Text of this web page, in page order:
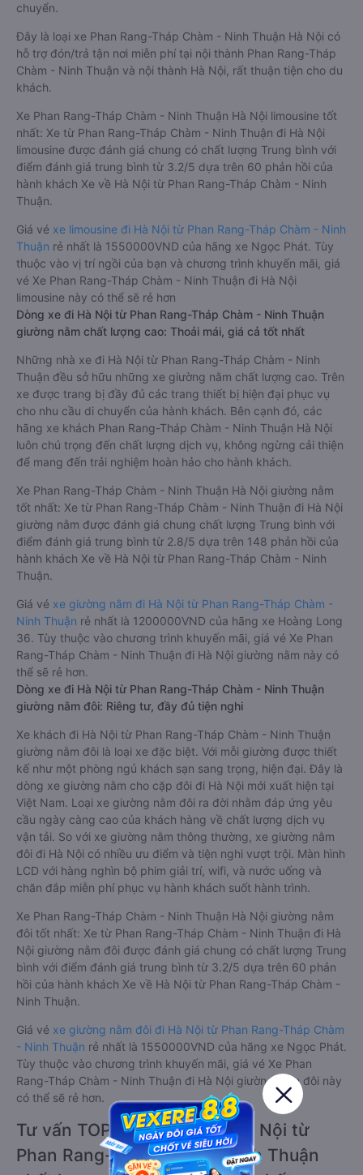
chuyển.
Đây là loại xe Phan Rang-Tháp Chàm - Ninh Thuận Hà Nội có
hỗ trợ đón/trả tận nơi miễn phí tại nội thành Phan Rang-Tháp
Chàm - Ninh Thuận và nội thành Hà Nội, rất thuận tiện cho du
khách.
Xe Phan Rang-Tháp Chàm - Ninh Thuận Hà Nội limousine tốt
nhất: Xe từ Phan Rang-Tháp Chàm - Ninh Thuận đi Hà Nội
limousine được đánh giá chung có chất lượng Trung bình với
điểm đánh giá trung bình từ 3.2/5 dựa trên 60 phản hồi của
hành khách Xe về Hà Nội từ Phan Rang-Tháp Chàm - Ninh
Thuận.
Giá vé xe limousine đi Hà Nội từ Phan Rang-Tháp Chàm - Ninh
Thuận rẻ nhất là 1550000VND của hãng xe Ngọc Phát. Tùy
thuộc vào vị trí ngồi của bạn và chương trình khuyến mãi, giá
vé Xe Phan Rang-Tháp Chàm - Ninh Thuận đi Hà Nội
limousine này có thể sẽ rẻ hơn
Dòng xe đi Hà Nội từ Phan Rang-Tháp Chàm - Ninh Thuận
giường nằm chất lượng cao: Thoải mái, giá cả tốt nhất
Những nhà xe đi Hà Nội từ Phan Rang-Tháp Chàm - Ninh
Thuận đều sở hữu những xe giường nằm chất lượng cao. Trên
xe được trang bị đầy đủ các trang thiết bị hiện đại phục vụ
cho nhu cầu di chuyển của hành khách. Bên cạnh đó, các
hãng xe khách Phan Rang-Tháp Chàm - Ninh Thuận Hà Nội
luôn chú trọng đến chất lượng dịch vụ, không ngừng cải thiện
để mang đến trải nghiệm hoàn hảo cho hành khách.
Xe Phan Rang-Tháp Chàm - Ninh Thuận Hà Nội giường nằm
tốt nhất: Xe từ Phan Rang-Tháp Chàm - Ninh Thuận đi Hà Nội
giường nằm được đánh giá chung chất lượng Trung bình với
điểm đánh giá trung bình từ 2.8/5 dựa trên 148 phản hồi của
hành khách Xe về Hà Nội từ Phan Rang-Tháp Chàm - Ninh
Thuận.
Giá vé xe giường nằm đi Hà Nội từ Phan Rang-Tháp Chàm -
Ninh Thuận rẻ nhất là 1200000VND của hãng xe Hoàng Long
36. Tùy thuộc vào chương trình khuyến mãi, giá vé Xe Phan
Rang-Tháp Chàm - Ninh Thuận đi Hà Nội giường nằm này có
thể sẽ rẻ hơn.
Dòng xe đi Hà Nội từ Phan Rang-Tháp Chàm - Ninh Thuận
giường nằm đôi: Riêng tư, đầy đủ tiện nghi
Xe khách đi Hà Nội từ Phan Rang-Tháp Chàm - Ninh Thuận
giường nằm đôi là loại xe đặc biệt. Với mỗi giường được thiết
kế như một phòng ngủ khách sạn sang trọng, hiện đại. Đây là
dòng xe giường nằm cho cặp đôi đi Hà Nội mới xuất hiện tại
Việt Nam. Loại xe giường nằm đôi ra đời nhằm đáp ứng yêu
cầu ngày càng cao của khách hàng về chất lượng dịch vụ
vận tải. So với xe giường nằm thông thường, xe giường nằm
đôi đi Hà Nội có nhiều ưu điểm và tiện nghi vượt trội. Màn hình
LCD với hàng nghìn bộ phim giải trí, wifi, và nước uống và
chăn đắp miễn phí phục vụ hành khách suốt hành trình.
Xe Phan Rang-Tháp Chàm - Ninh Thuận Hà Nội giường nằm
đôi tốt nhất: Xe từ Phan Rang-Tháp Chàm - Ninh Thuận đi Hà
Nội giường nằm đôi được đánh giá chung có chất lượng Trung
bình với điểm đánh giá trung bình từ 3.2/5 dựa trên 60 phản
hồi của hành khách Xe về Hà Nội từ Phan Rang-Tháp Chàm -
Ninh Thuận.
Giá vé xe giường nằm đôi đi Hà Nội từ Phan Rang-Tháp Chàm
- Ninh Thuận rẻ nhất là 1550000VND của hãng xe Ngọc Phát.
Tùy thuộc vào chương trình khuyến mãi, giá vé Xe Phan
Rang-Tháp Chàm - Ninh Thuận đi Hà Nội giường nằm đôi này
có thể sẽ rẻ hơn.
Tư vấn TOP 3 xe khách đi Hà Nội từ
Phan Rang-Tháp Chàm - Ninh Thuận